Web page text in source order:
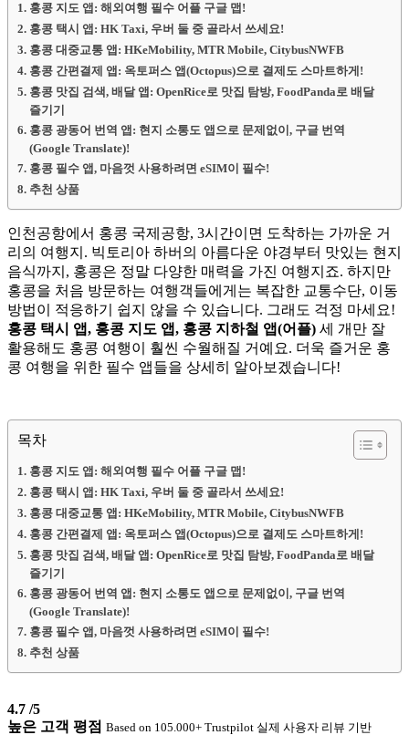
홍콩 지도 앱: 해외여행 필수 어플 구글 맵!
홍콩 택시 앱: HK Taxi, 우버 둘 중 골라서 쓰세요!
홍콩 대중교통 앱: HKeMobility, MTR Mobile, CitybusNWFB
홍콩 간편결제 앱: 옥토퍼스 앱(Octopus)으로 결제도 스마트하게!
홍콩 맛집 검색, 배달 앱: OpenRice로 맛집 탐방, FoodPanda로 배달
즐기기
홍콩 광동어 번역 앱: 현지 소통도 앱으로 문제없이, 구글 번역
(Google Translate)!
홍콩 필수 앱, 마음껏 사용하려면 eSIM이 필수!
추천 상품
인천공항에서 홍콩 국제공항, 3시간이면 도착하는 가까운 거
리의 여행지. 빅토리아 하버의 아름다운 야경부터 맛있는 현지
음식까지, 홍콩은 정말 다양한 매력을 가진 여행지죠. 하지만
홍콩을 처음 방문하는 여행객들에게는 복잡한 교통수단, 이동
방법이 적응하기 쉽지 않을 수 있습니다. 그래도 걱정 마세요!
홍콩 택시 앱, 홍콩 지도 앱, 홍콩 지하철 앱(어플) 세 개만 잘
활용해도 홍콩 여행이 훨씬 수월해질 거예요. 더욱 즐거운 홍
콩 여행을 위한 필수 앱들을 상세히 알아보겠습니다!
목차
홍콩 지도 앱: 해외여행 필수 어플 구글 맵!
홍콩 택시 앱: HK Taxi, 우버 둘 중 골라서 쓰세요!
홍콩 대중교통 앱: HKeMobility, MTR Mobile, CitybusNWFB
홍콩 간편결제 앱: 옥토퍼스 앱(Octopus)으로 결제도 스마트하게!
홍콩 맛집 검색, 배달 앱: OpenRice로 맛집 탐방, FoodPanda로 배달
즐기기
홍콩 광동어 번역 앱: 현지 소통도 앱으로 문제없이, 구글 번역
(Google Translate)!
홍콩 필수 앱, 마음껏 사용하려면 eSIM이 필수!
추천 상품
4.7 /5
높은 고객 평점 Based on 105.000+ Trustpilot 실제 사용자 리뷰 기반